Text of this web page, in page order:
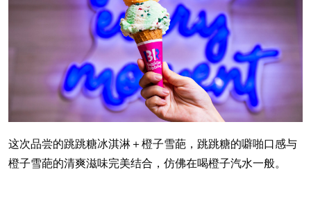
这次品尝的跳跳糖冰淇淋＋橙子雪葩，跳跳糖的噼啪口感与
橙子雪葩的清爽滋味完美结合，仿佛在喝橙子汽水一般。